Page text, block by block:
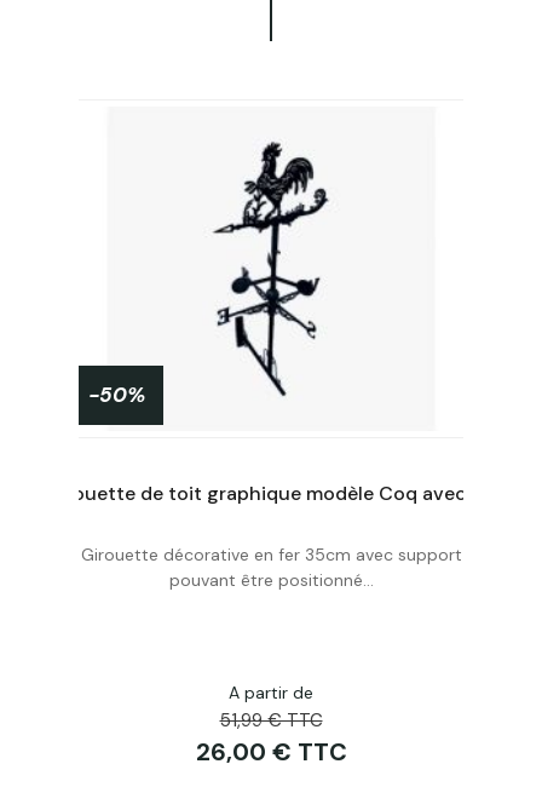
Acheter
-50%
Girouette décorative en fer 35cm avec support
pouvant être positionné...
A partir de
51,99 € TTC
26,00 € TTC